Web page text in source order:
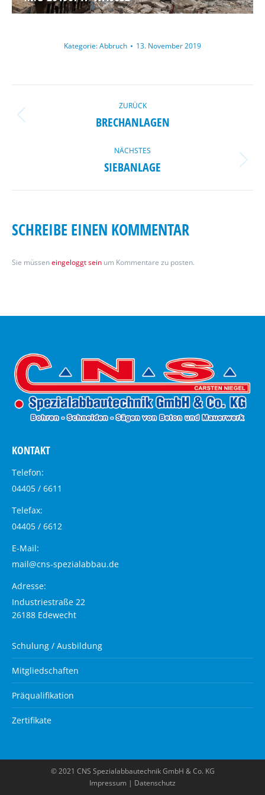
Kategorie:Abbruch 13. November 2019
NAVIGATION
ZURÜCK
Vorheriges
BRECHANLAGEN
NÄCHSTES
Nächstes
SIEBANLAGE
SCHREIBE EINEN KOMMENTAR
Sie müsseneingeloggt sein um Kommentare zu posten.
KONTAKT
Telefon:
04405 / 6611
Telefax:
04405 / 6612
E-Mail:
mail@cns-spezialabbau.de
Adresse:
Industriestraße 22
26188 Edewecht
Schulung / Ausbildung
Mitgliedschaften
Präqualifikation
Zertifikate
© 2021 CNS Spezialabbautechnik GmbH & Co. KG
Impressum | Datenschutz